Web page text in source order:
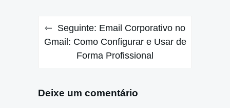
Seguinte: Email Corporativo no
Gmail: Como Configurar e Usar de
Forma Profissional
Deixe um comentário